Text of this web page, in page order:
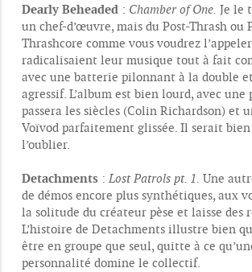
Dearly Beheaded : Chamber of One. Je le
un chef-d’œuvre, mais du Post-Thrash ou
Thrashcore comme vous voudrez
radicalisaient leur musique tout à fait
avec une batterie pilonnant à la double
agressif. L’album est bien lourd, avec
passera les siècles (Colin Richardson) et
Voïvod parfaitement glissée. Il serait bien
l’oublier.
Detachments :Lost Patrols pt. 1. Une
de démos encore plus synthétiques, aux
la solitude du créateur pèse et laisse des
L’histoire de Detachments illustre bien
être en groupe que seul, quitte à ce
personnalité domine le collectif.